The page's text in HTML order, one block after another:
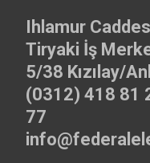
Ihlamur
Tiryaki İş
5/38 Kızılay/
(0312) 418 81
77